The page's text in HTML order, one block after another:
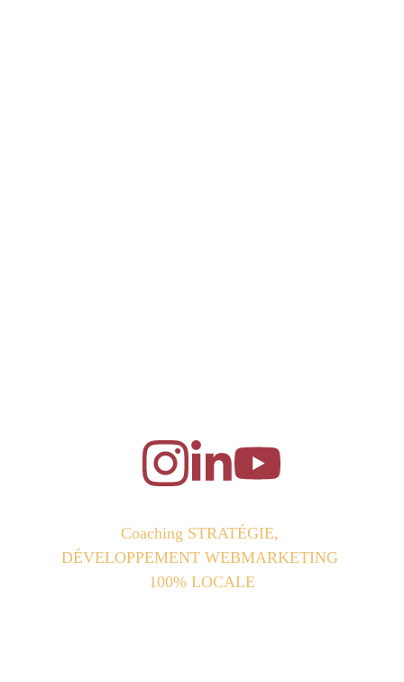
Coaching STRATÉGIE,
DÉVELOPPEMENT WEBMARKETING
100% LOCALE